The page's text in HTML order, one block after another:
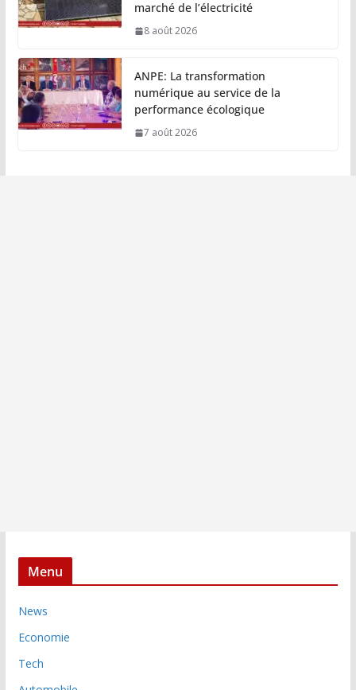
marché de l’électricité
8 août 2026
ANPE: La transformation
numérique au service de la
performance écologique
7 août 2026
Menu
News
Economie
Tech